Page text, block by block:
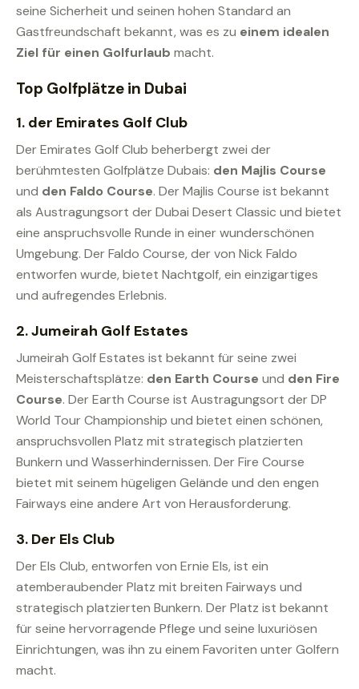
seine Sicherheit und seinen hohen Standard an
Gastfreundschaft bekannt, was es zu einem idealen
Ziel für einen Golfurlaub macht.
Top Golfplätze in Dubai
1. der Emirates Golf Club
Der Emirates Golf Club beherbergt zwei der
berühmtesten Golfplätze Dubais: den Majlis Course
und den Faldo Course. Der Majlis Course ist bekannt
als Austragungsort der Dubai Desert Classic und bietet
eine anspruchsvolle Runde in einer wunderschönen
Umgebung. Der Faldo Course, der von Nick Faldo
entworfen wurde, bietet Nachtgolf, ein einzigartiges
und aufregendes Erlebnis.
2.Jumeirah Golf Estates
Jumeirah Golf Estates ist bekannt für seine zwei
Meisterschaftsplätze: den Earth Course und den Fire
Course. Der Earth Course ist Austragungsort der DP
World Tour Championship und bietet einen schönen,
anspruchsvollen Platz mit strategisch platzierten
Bunkern und Wasserhindernissen. Der Fire Course
bietet mit seinem hügeligen Gelände und den engen
Fairways eine andere Art von Herausforderung.
3. Der Els Club
Der Els Club, entworfen von Ernie Els, ist ein
atemberaubender Platz mit breiten Fairways und
strategisch platzierten Bunkern. Der Platz ist bekannt
für seine hervorragende Pflege und seine luxuriösen
Einrichtungen, was ihn zu einem Favoriten unter Golfern
macht.